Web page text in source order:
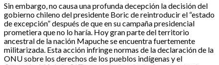
Sin embargo, no causa una profunda decepción la decisión del
gobierno chileno del presidente Boric de reintroducir el “estado
de excepción” después de que en su campaña presidencial
prometiera que no lo haría. Hoy gran parte del territorio
ancestral de la nación Mapuche se encuentra fuertemente
militarizada. Esta acción infringe normas de la declaración de la
ONU sobre los derechos de los pueblos indígenas y el